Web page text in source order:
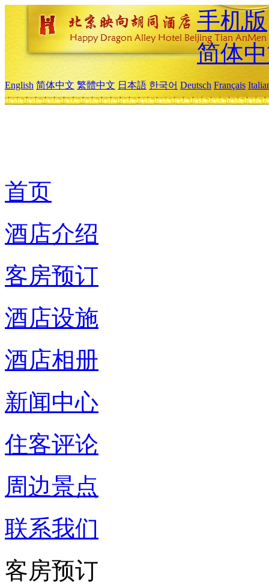
手机版
简体
English 简体中文 繁體中文 日本語 한국어 Deutsch Français
首页
酒店介绍
客房预订
酒店设施
酒店相册
新闻中心
住客评论
周边景点
联系我们
客房预订